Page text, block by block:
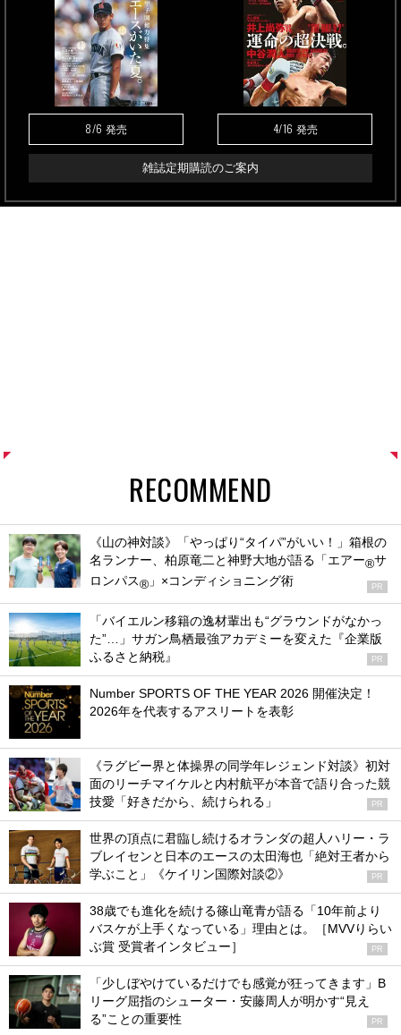
8/6 発売 4/16 発売
雑誌定期購読のご案内
RECOMMEND
《山の神対談》「やっぱり“タイパ”がいい！」箱根の
名ランナー、柏原竜二と神野大地が語る「エアー®サ
ロンパス® 」×コンディショニング術 PR
「バイエルン移籍の逸材輩出も“グラウンドがなかっ
た”…」サガン鳥栖最強アカデミーを変えた『企業版
ふるさと納税』
PR
Number SPORTS OF THE YEAR 2026 開催決定！
2026年を代表するアスリートを表彰
《ラグビー界と体操界の同学年レジェンド対談》初対
面のリーチマイケルと内村航平が本音で語り合った競
技愛「好きだから、続けられる」
PR
世界の頂点に君臨し続けるオランダの超人ハリー・ラ
ブレイセンと日本のエースの太田海也「絶対王者から
学ぶこと」《ケイリン国際対談②》
PR
38歳でも進化を続ける篠山竜青が語る「10年前より
バスケが上手くなっている」理由とは。［MVVりらい
ぶ賞 受賞者インタビュー］
PR
「少しぼやけているだけでも感覚が狂ってきます」B
リーグ屈指のシューター・安藤周人が明かす“見え
る”ことの重要性
PR